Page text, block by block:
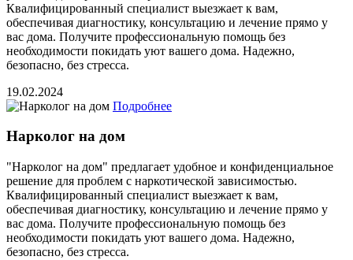
Квалифицированный специалист выезжает к вам,
обеспечивая диагностику, консультацию и лечение прямо у
вас дома. Получите профессиональную помощь без
необходимости покидать уют вашего дома. Надежно,
безопасно, без стресса.
19.02.2024
Подробнее
Нарколог на дом
"Нарколог на дом" предлагает удобное и конфиденциальное
решение для проблем с наркотической зависимостью.
Квалифицированный специалист выезжает к вам,
обеспечивая диагностику, консультацию и лечение прямо у
вас дома. Получите профессиональную помощь без
необходимости покидать уют вашего дома. Надежно,
безопасно, без стресса.